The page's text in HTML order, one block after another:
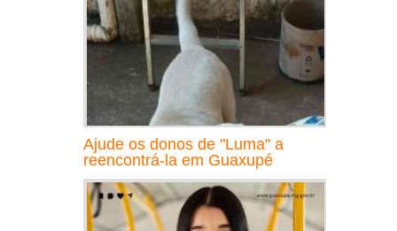
Ajude os donos de "Luma" a
reencontrá-la em Guaxupé